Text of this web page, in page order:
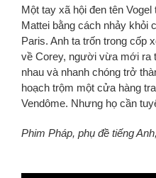
Một tay xã hội đen tên
Mattei bằng cách nhảy khỏi
Paris. Anh ta trốn trong cốp
về Corey, người vừa mới ra
nhau và nhanh chóng trở
hoạch trộm một cửa hàng
Vendôme. Nhưng họ cần
Phim Pháp, phụ đề tiếng